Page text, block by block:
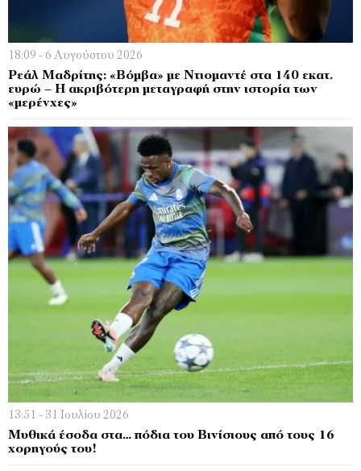
18:09 - 6 Αυγούστου 2026
Ρεάλ Μαδρίτης: «Βόμβα» με Ντιομαντέ στα 140 εκατ.
ευρώ – Η ακριβότερη μεταγραφή στην ιστορία των
«μερένχες»
13:51 - 31 Ιουλίου 2026
Μυθικά έσοδα στα… πόδια του Βινίσιους από τους 16
χορηγούς του!